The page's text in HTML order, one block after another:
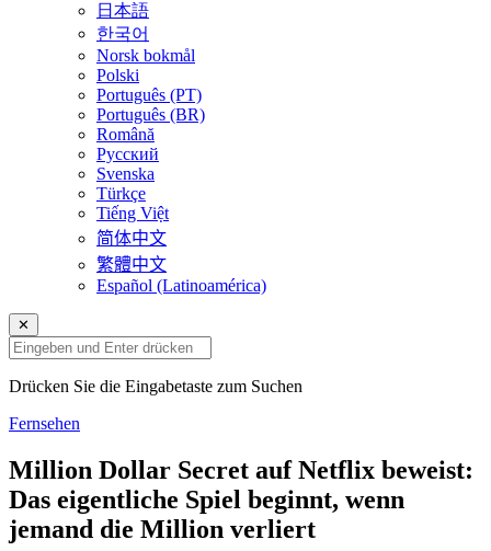
日本語
한국어
Norsk bokmål
Polski
Português (PT)
Português (BR)
Română
Русский
Svenska
Türkçe
Tiếng Việt
简体中文
繁體中文
Español (Latinoamérica)
✕
Drücken Sie die Eingabetaste zum Suchen
Fernsehen
Million Dollar Secret auf Netflix beweist:
Das eigentliche Spiel beginnt, wenn
jemand die Million verliert